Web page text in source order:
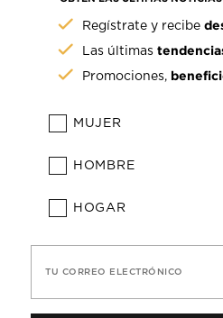
Regístrate y recibe
Las últimas
Promociones,
MUJER
HOMBRE
HOGAR
TU CORREO ELECTRÓNICO